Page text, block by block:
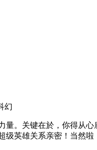
幻
。关键在於，你得从
级英雄关系亲密！当然